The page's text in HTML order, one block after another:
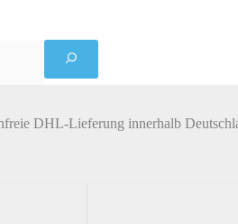
DHL-Lieferung innerhalb